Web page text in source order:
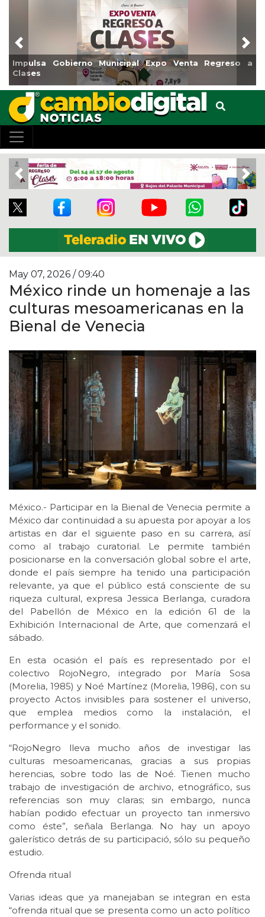
Regreso a
Reabrirá Coatzacoalcos la Alberca
Centro
Previous
Previous
May 07, 2026 / 09:40
México rinde un homenaje a las
culturas mesoamericanas en la
Bienal de Venecia
México.- Participar en la Bienal de Venecia permite a
México dar continuidad a su apuesta por apoyar a los
artistas en dar el siguiente paso en su carrera, así
como al trabajo curatorial. Le permite también
posicionarse en la conversación global sobre el arte,
donde el país siempre ha tenido una participación
relevante, ya que el público está consciente de su
riqueza cultural, expresa Jessica Berlanga, curadora
del Pabellón de México en la edición 61 de la
Exhibición Internacional de Arte, que comenzará el
sábado.
En esta ocasión el país es representado por el
colectivo RojoNegro, integrado por María Sosa
(Morelia, 1985) y Noé Martínez (Morelia, 1986), con su
proyecto Actos invisibles para sostener el universo,
que emplea medios como la instalación, el
performance y el sonido.
“RojoNegro lleva mucho años de investigar las
culturas mesoamericanas, gracias a sus propias
herencias, sobre todo las de Noé. Tienen mucho
trabajo de investigación de archivo, etnográfico, sus
referencias son muy claras; sin embargo, nunca
habían podido efectuar un proyecto tan inmersivo
como éste”, señala Berlanga. No hay un apoyo
galerístico detrás de su participació, sólo su pequeño
estudio.
Ofrenda ritual
Varias ideas que ya manejaban se integran en esta
“ofrenda ritual que se presenta como un acto político